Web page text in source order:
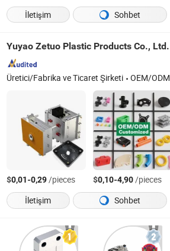
İletişim
Sohbet
Yuyao Zetuo Plastic Products Co., Ltd.
Üretici/Fabrika ve Ticaret Şirketi OEM/ODM
$0,01-0,29/pieces $0,10-4,90/pieces
İletişim
Sohbet